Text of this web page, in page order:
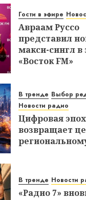
Гости в эфире
Авраам Руссо
представил
макси-сингл в
«Восток FM»
В тренде Выбор
Новости радио
Цифровая
возвращает
В тренде Новости
«Радио 7»